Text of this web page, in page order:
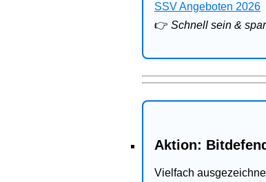
SSV Angeboten 2026
👉 Schnell sein &
Aktion:
Vielfach